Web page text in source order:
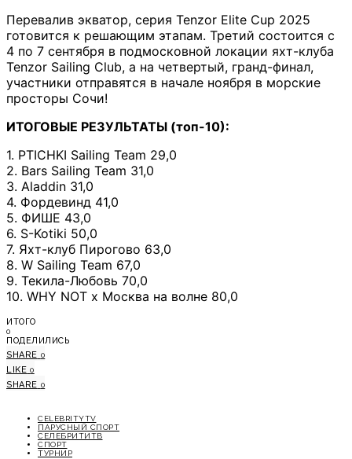
Перевалив экватор, серия Tenzor Elite Cup 2025
готовится к решающим этапам. Третий состоится с
4 по 7 сентября в подмосковной локации яхт-клуба
Tenzor Sailing Club, а на четвертый, гранд-финал,
участники отправятся в начале ноября в морские
просторы Сочи!
ИТОГОВЫЕ РЕЗУЛЬТАТЫ (топ-10):
1. PTICHKI Sailing Team 29,0
2. Bars Sailing Team 31,0
3. Aladdin 31,0
4. Фордевинд 41,0
5. ФИШЕ 43,0
6. S-Kotiki 50,0
7. Яхт-клуб Пирогово 63,0
8. W Sailing Team 67,0
9. Текила-Любовь 70,0
10. WHY NOT x Москва на волне 80,0
ИТОГО
0
ПОДЕЛИЛИСЬ
SHARE 0
LIKE 0
SHARE 0
CELEBRITYTV
ПАРУСНЫЙ СПОРТ
СЕЛЕБРИТИТВ
СПОРТ
ТУРНИР